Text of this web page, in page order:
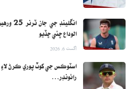
الوداع چئي ڇڏيو
اگست 6, 2026
اسٽوڪس جي کوٽ پوري ڪرڻ لاءِ
رائونڊر…